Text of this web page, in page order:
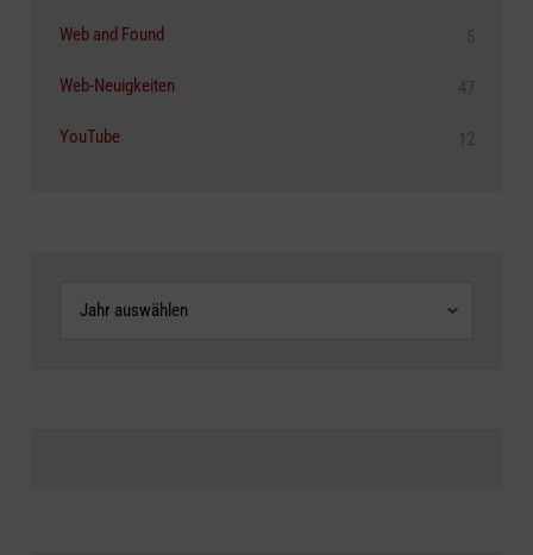
Web and Found 5
Web-Neuigkeiten 47
YouTube 12